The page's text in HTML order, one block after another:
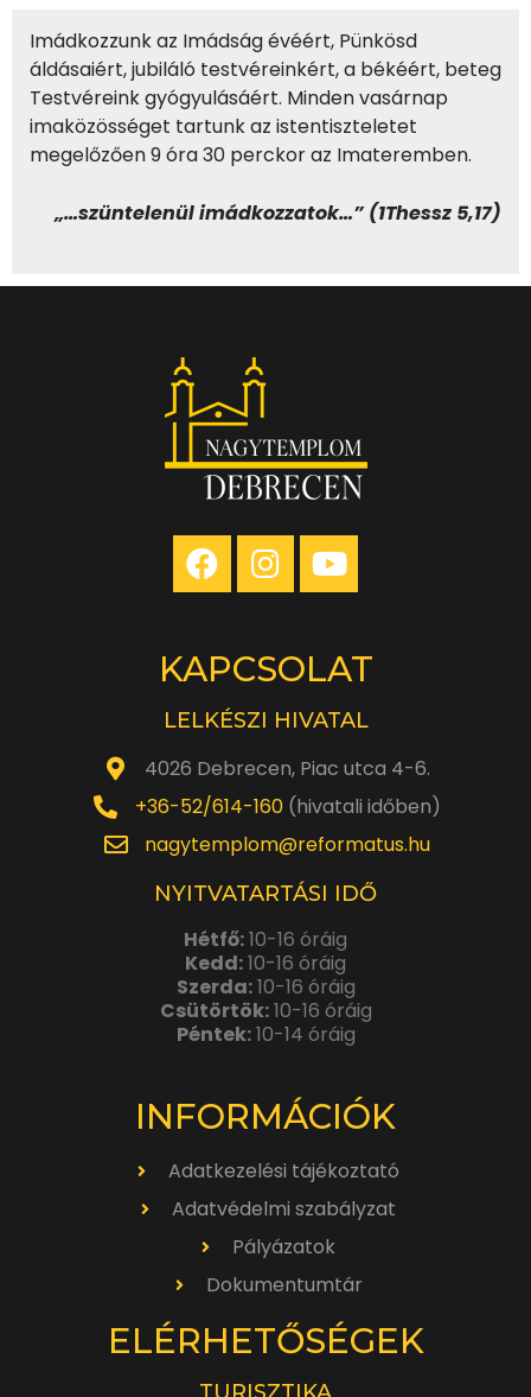
Imádkozzunk az Imádság évéért, Pünkösd
áldásaiért, jubiláló testvéreinkért, a békéért, beteg
Testvéreink gyógyulásáért. Minden vasárnap
imaközösséget tartunk az istentiszteletet
megelőzően 9 óra 30 perckor az Imateremben.
„…szüntelenül imádkozzatok…” (1Thessz 5,17)
KAPCSOLAT
LELKÉSZI HIVATAL
4026 Debrecen, Piac utca 4-6.
+36-52/614-160(hivatali időben)
nagytemplom@reformatus.hu
NYITVATARTÁSI IDŐ
Hétfő:10-16 óráig
Kedd:10-16 óráig
Szerda:10-16 óráig
Csütörtök:10-16 óráig
Péntek:10-14 óráig
INFORMÁCIÓK
Adatkezelési tájékoztató
Adatvédelmi szabályzat
Pályázatok
Dokumentumtár
ELÉRHETŐSÉGEK